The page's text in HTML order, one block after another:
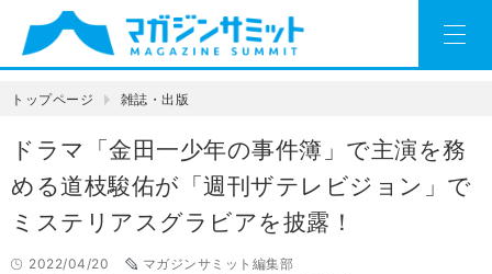
トップページ 雑誌・出版
ドラマ「金田一少年の事件簿」で主演を務
める道枝駿佑が「週刊ザテレビジョン」で
ミステリアスグラビアを披露！
2022/04/20
マガジンサミット編集部